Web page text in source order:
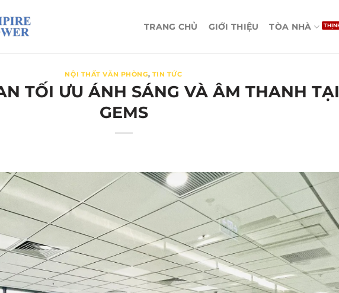
TRANG CHỦ GIỚI THIỆU TÒA NHÀ
NỘI THẤT VĂN PHÒNG, TIN TỨC
TỐI ƯU ÁNH SÁNG VÀ ÂM THANH TẠI
GEMS